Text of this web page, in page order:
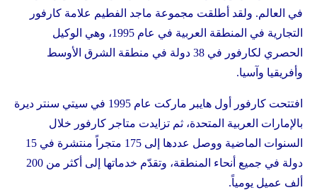
في العالم. ولقد أطلقت مجموعة ماجد الفطيم علامة كارفور
التجارية في المنطقة العربية في عام 1995، وهي الوكيل
الحصري لكارفور في 38 دولة في منطقة الشرق الأوسط
وأفريقيا وآسيا.
افتتحت كارفور أول هايبر ماركت عام 1995 في سيتي سنتر ديرة
بالإمارات العربية المتحدة، ثم تزايدت متاجر كارفور خلال
السنوات الماضية ووصل عددها إلى 175 متجراً منتشرة في 15
دولة في جميع أنحاء المنطقة، وتقدّم خدماتها إلى أكثر من 200
ألف عميل يومياً.